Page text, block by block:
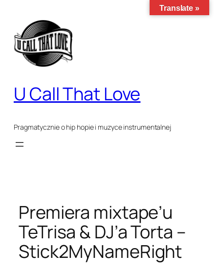
treści
U Call That Love
Pragmatycznie o hip hopie i muzyce instrumentalnej
Premiera mixtape’u
TeTrisa & DJ’a Torta –
Stick2MyNameRight
Translate »